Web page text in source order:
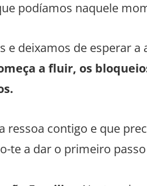
podíamos naquele
e deixamos de esperar
a fluir, os
ressoa contigo e que
te a dar o primeiro